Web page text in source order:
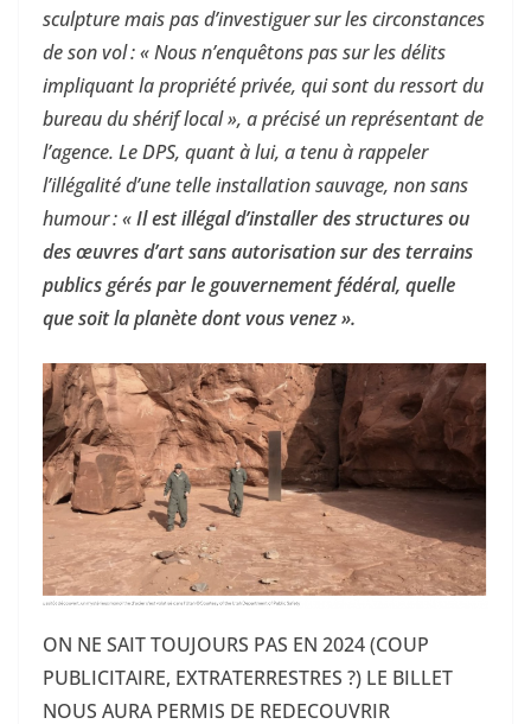
sculpture mais pas d’investiguer sur les circonstances
de son vol : « Nous n’enquêtons pas sur les délits
impliquant la propriété privée, qui sont du ressort du
bureau du shérif local », a précisé un représentant de
l’agence. Le DPS, quant à lui, a tenu à rappeler
l’illégalité d’une telle installation sauvage, non sans
humour : «Il est illégal d’installer des structures ou
des œuvres d’art sans autorisation sur des terrains
publics gérés par le gouvernement fédéral, quelle
que soit la planète dont vous venez ».
ON NE SAIT TOUJOURS PAS EN 2024 (COUP
PUBLICITAIRE, EXTRATERRESTRES ?) LE BILLET
NOUS AURA PERMIS DE REDECOUVRIR